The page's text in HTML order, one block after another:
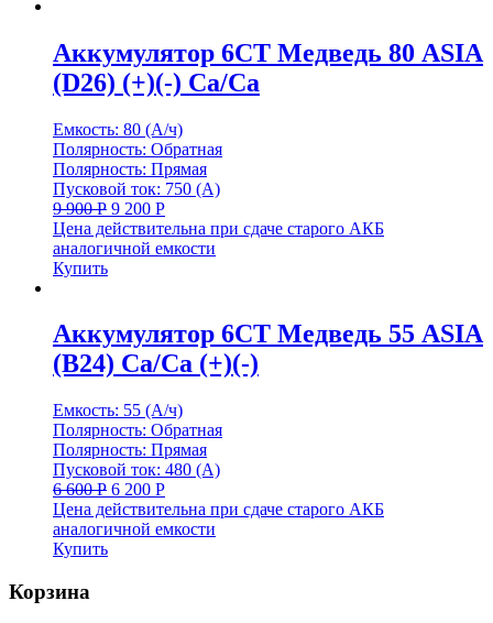
Аккумулятор 6СТ Медведь 80 ASIA
(D26) (+)(-) Са/Са
Емкость: 80 (А/ч)
Полярность: Обратная
Полярность: Прямая
Пусковой ток: 750 (А)
9 900Р 9 200 Р
Цена действительна при сдаче старого АКБ
аналогичной емкости
Купить
Аккумулятор 6СТ Медведь 55 ASIA
(B24) Cа/Са (+)(-)
Емкость: 55 (А/ч)
Полярность: Обратная
Полярность: Прямая
Пусковой ток: 480 (А)
6 600Р 6 200 Р
Цена действительна при сдаче старого АКБ
аналогичной емкости
Купить
Корзина